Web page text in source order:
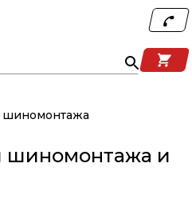
шиномонтажа
шиномонтажа и